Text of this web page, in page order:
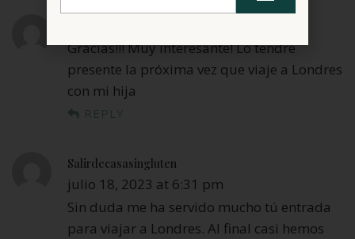
Gracias!!! Muy interesante! Lo tendré
presente la próxima vez que viaje a Londres
con mi hija
REPLY
Salirdecasasingluten
julio 18, 2023 at 6:31 pm
Sin duda me ha servido mucho tú entrada
para viajar a Londres. Al final casi hemos